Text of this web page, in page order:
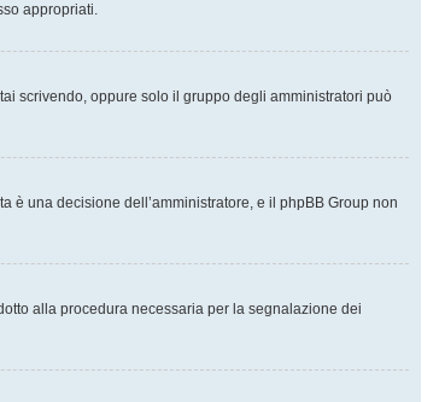
appropriati.
scrivendo, oppure solo il gruppo degli amministratori può
è una decisione dell’amministratore, e il phpBB Group non
alla procedura necessaria per la segnalazione dei